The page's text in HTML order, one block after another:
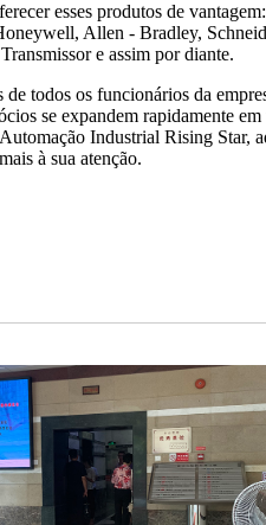
esses produtos de
Allen - Bradley,
e assim por diante.
de todos os funcionários da
se expandem rapidamente
Industrial Rising Star,
à sua atenção.